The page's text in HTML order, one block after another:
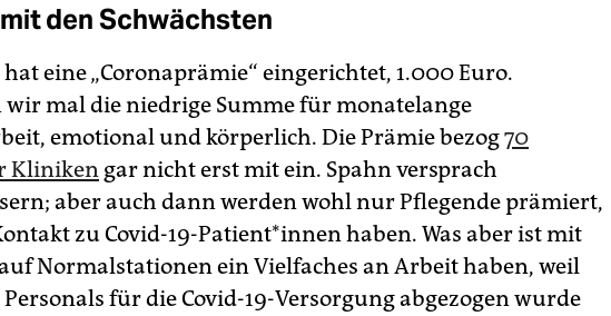
den Schwächsten
hat eine „Coronaprämie“ eingerichtet, 1.000 Euro.
wir mal die niedrige Summe für monatelange
emotional und körperlich. Die Prämie bezog70
Kliniken gar nicht erst mit ein. Spahn versprach
aber auch dann werden wohl nur Pflegende prämiert,
zu Covid-19-Patient*innen haben. Was aber ist mit
Normalstationen ein Vielfaches an Arbeit haben, weil
Personals für die Covid-19-Versorgung abgezogen wurde